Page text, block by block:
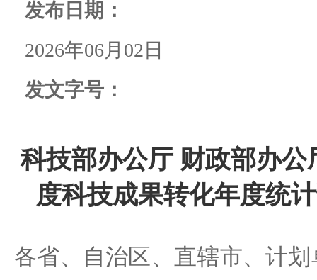
发布日期：
2026年06月02日
发文字号：
科技部办公厅 财政部办公
度科技成果转化年度统
各省、自治区、直辖市、计